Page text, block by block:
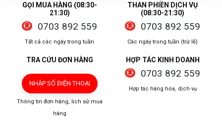
GỌI MUA HÀNG (08:30-
21:30)
0703 892 559
Tất cả các ngày trong tuần
THAN PHIỀN DỊCH VỤ
(08:30-21:30)
0703 892 559
Các ngày trong tuần (trừ lễ)
TRA CỨU ĐƠN HÀNG
NHẬP SỐ ĐIỆN THOẠI
Thông tin đơn hàng, lịch sử mua
hàng
HỢP TÁC KINH DOANH
0703 892 559
Hợp tác hàng hóa, dịch vụ